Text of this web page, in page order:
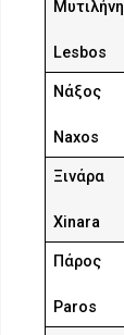
Μυτιλήνη
Lesbos
Νάξος
Naxos
Ξινάρα
Xinara
Πάρος
Paros